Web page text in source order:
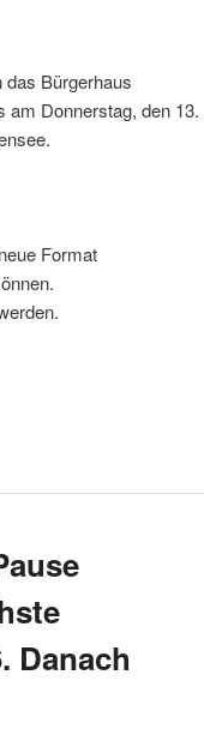
das Bürgerhaus
am Donnerstag, den 13.
Format
Danach